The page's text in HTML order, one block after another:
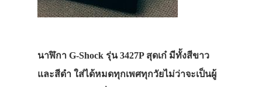
นาฬิกา G-Shock รุ่น 3427P สุดเก๋ มีทั้งสีขาว
และสีดำ ใส่ได้หมดทุกเพศทุกวัยไม่ว่าจะเป็นผู้